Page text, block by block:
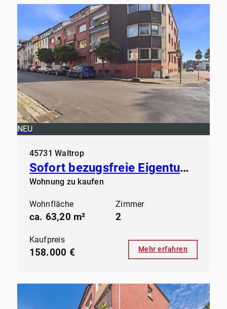
NEU
45731 Waltrop
Sofort bezugsfreie Eigentumswohnung in der Großen-Geist in Waltrop
Wohnung zu kaufen
Wohnfläche
ca. 63,20 m²
Zimmer
2
Kaufpreis
158.000 € Mehr erfahren